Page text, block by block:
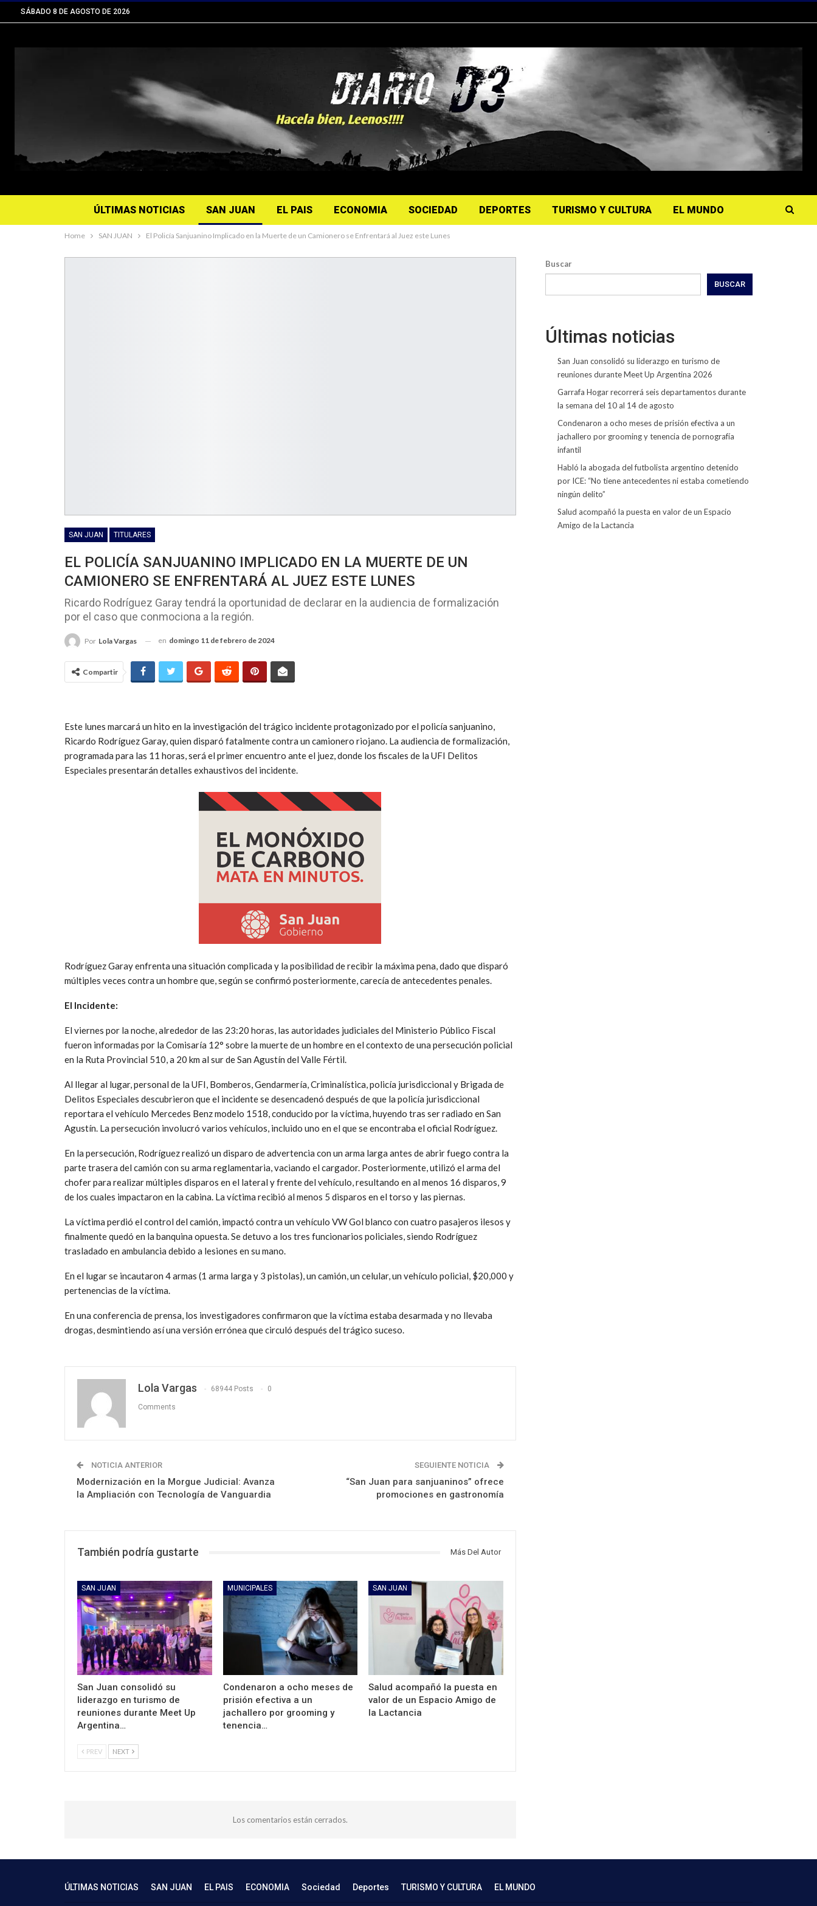
SÁBADO 8 DE AGOSTO DE 2026
ÚLTIMAS NOTICIAS SAN JUAN EL PAIS ECONOMIA SOCIEDAD DEPORTES TURISMO Y CULTURA EL MUNDO
Home SAN JUAN El Policía Sanjuanino Implicado en la Muerte de un Camionero se Enfrentará al Juez este Lunes
SAN JUAN TITULARES
EL POLICÍA SANJUANINO IMPLICADO EN LA MUERTE DE UN
CAMIONERO SE ENFRENTARÁ AL JUEZ ESTE LUNES
Ricardo Rodríguez Garay tendrá la oportunidad de declarar en la audiencia de formalización
por el caso que conmociona a la región.
Por Lola Vargas en domingo 11 de febrero de 2024
Compartir
Este lunes marcará un hito en la investigación del trágico incidente protagonizado por el policía sanjuanino,
Ricardo Rodríguez Garay, quien disparó fatalmente contra un camionero riojano. La audiencia de formalización,
programada para las 11 horas, será el primer encuentro ante el juez, donde los fiscales de la UFI Delitos
Especiales presentarán detalles exhaustivos del incidente.
Rodríguez Garay enfrenta una situación complicada y la posibilidad de recibir la máxima pena, dado que disparó
múltiples veces contra un hombre que, según se confirmó posteriormente, carecía de antecedentes penales.
El Incidente:
El viernes por la noche, alrededor de las 23:20 horas, las autoridades judiciales del Ministerio Público Fiscal
fueron informadas por la Comisaría 12° sobre la muerte de un hombre en el contexto de una persecución policial
en la Ruta Provincial 510, a 20 km al sur de San Agustín del Valle Fértil.
Al llegar al lugar, personal de la UFI, Bomberos, Gendarmería, Criminalística, policía jurisdiccional y Brigada de
Delitos Especiales descubrieron que el incidente se desencadenó después de que la policía jurisdiccional
reportara el vehículo Mercedes Benz modelo 1518, conducido por la víctima, huyendo tras ser radiado en San
Agustín. La persecución involucró varios vehículos, incluido uno en el que se encontraba el oficial Rodríguez.
En la persecución, Rodríguez realizó un disparo de advertencia con un arma larga antes de abrir fuego contra la
parte trasera del camión con su arma reglamentaria, vaciando el cargador. Posteriormente, utilizó el arma del
chofer para realizar múltiples disparos en el lateral y frente del vehículo, resultando en al menos 16 disparos, 9
de los cuales impactaron en la cabina. La víctima recibió al menos 5 disparos en el torso y las piernas.
La víctima perdió el control del camión, impactó contra un vehículo VW Gol blanco con cuatro pasajeros ilesos y
finalmente quedó en la banquina opuesta. Se detuvo a los tres funcionarios policiales, siendo Rodríguez
trasladado en ambulancia debido a lesiones en su mano.
En el lugar se incautaron 4 armas (1 arma larga y 3 pistolas), un camión, un celular, un vehículo policial, $20,000 y
pertenencias de la víctima.
En una conferencia de prensa, los investigadores confirmaron que la víctima estaba desarmada y no llevaba
drogas, desmintiendo así una versión errónea que circuló después del trágico suceso.
Lola Vargas 68944 Posts 0
Comments
NOTICIA ANTERIOR
Modernización en la Morgue Judicial: Avanza
la Ampliación con Tecnología de Vanguardia
SEGUIENTE NOTICIA
“San Juan para sanjuaninos” ofrece
promociones en gastronomía
También podría gustarte Más Del Autor
SAN JUAN
San Juan consolidó su
liderazgo en turismo de
reuniones durante Meet Up
Argentina…
MUNICIPALES
Condenaron a ocho meses de
prisión efectiva a un
jachallero por grooming y
tenencia…
SAN JUAN
Salud acompañó la puesta en
valor de un Espacio Amigo de
la Lactancia
PREV NEXT
Los comentarios están cerrados.
Buscar
BUSCAR
Últimas noticias
San Juan consolidó su liderazgo en turismo de
reuniones durante Meet Up Argentina 2026
Garrafa Hogar recorrerá seis departamentos durante
la semana del 10 al 14 de agosto
Condenaron a ocho meses de prisión efectiva a un
jachallero por grooming y tenencia de pornografía
infantil
Habló la abogada del futbolista argentino detenido
por ICE: “No tiene antecedentes ni estaba cometiendo
ningún delito”
Salud acompañó la puesta en valor de un Espacio
Amigo de la Lactancia
ÚLTIMAS NOTICIAS SAN JUAN EL PAIS ECONOMIA Sociedad Deportes TURISMO Y CULTURA EL MUNDO